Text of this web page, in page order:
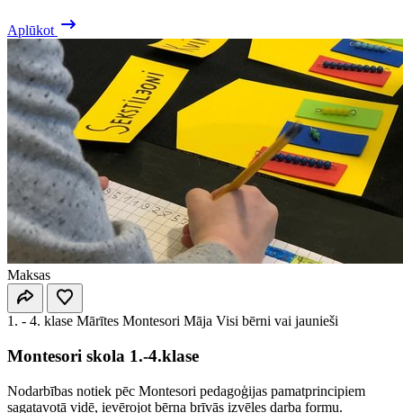
Aplūkot
Maksas
1. - 4. klase Mārītes Montesori Māja Visi bērni vai jaunieši
Montesori skola 1.-4.klase
Nodarbības notiek pēc Montesori pedagoģijas pamatprincipiem
sagatavotā vidē, ievērojot bērna brīvās izvēles darba formu.